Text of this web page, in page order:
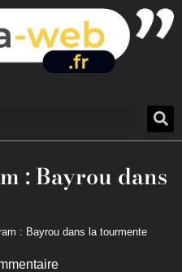
: Bayrou dans
: Bayrou dans la tourmente